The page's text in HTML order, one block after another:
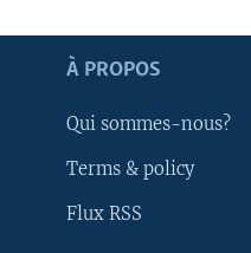
SUIVEZ-NOUS
Langues
À PROPOS
Qui sommes-nous?
Terms & policy
Flux RSS